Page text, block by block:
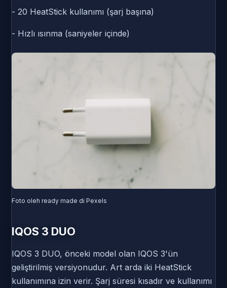
- 20 HeatStick kullanımı (şarj başına)
- Hızlı ısınma (saniyeler içinde)
Foto oleh ready made di Pexels
IQOS 3 DUO
IQOS 3 DUO, önceki model olan IQOS 3'ün
geliştirilmiş versiyonudur. Art arda iki HeatStick
kullanımına izin verir. Şarj süresi kısadır ve kullanımı